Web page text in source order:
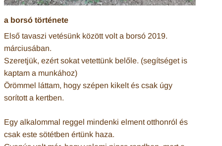
a borsó története
Első tavaszi vetésünk között volt a borsó 2019.
márciusában.
Szeretjük, ezért sokat vetettünk belőle. (segítséget is
kaptam a munkához)
Örömmel láttam, hogy szépen kikelt és csak úgy
sorított a kertben.
Egy alkalommal reggel mindenki elment otthonról és
csak este sötétben értünk haza.